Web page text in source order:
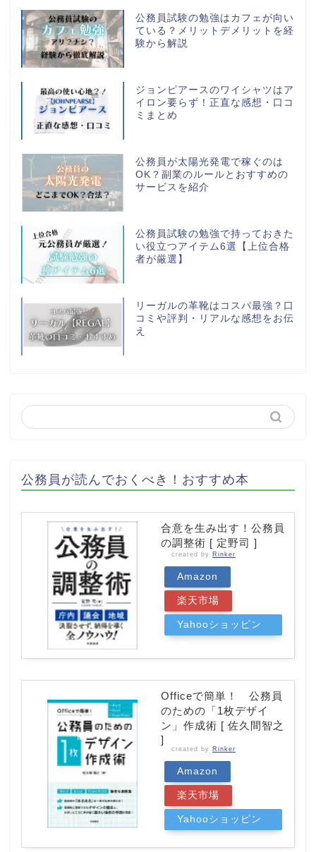
公務員試験の勉強はカフェが向い
ている？メリットデメリットを経
験から解説
ジョンピアースのワイシャツはア
イロン要らず！正直な感想・口コ
ミまとめ
公務員が太陽光発電で稼ぐのは
OK？副業のルールとおすすめの
サービスを紹介
公務員試験の勉強で持っておきた
い役立つアイテム6選【上位合格
者が厳選】
リーガルの革靴はコスパ最強？口
コミや評判・リアルな感想をお伝
え
公務員が読んでおくべき！おすすめ本
合意を生み出す！公務員
の調整術 [ 定野司 ]
created by Rinker
Amazon
楽天市場
Yahooショッピン
Officeで簡単！ 公務員
のための「1枚デザイ
ン」作成術 [ 佐久間智之
]
created by Rinker
Amazon
楽天市場
Yahooショッピン